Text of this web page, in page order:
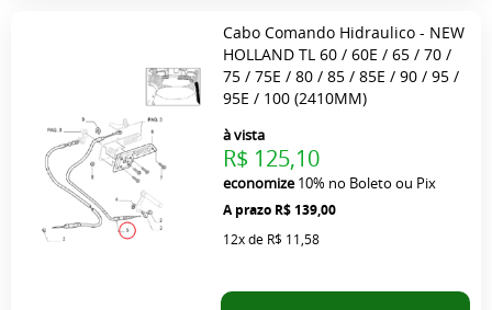
Cabo Comando Hidraulico - NEW
HOLLAND TL 60 / 60E / 65 / 70 /
75 / 75E / 80 / 85 / 85E / 90 / 95 /
95E / 100 (2410MM)
R$ 139,00
à vista
R$ 125,10
economize10% no Boleto ou Pix
12xde R$ 11,58